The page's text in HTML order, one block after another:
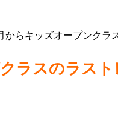
からキッズオープンクラ
ラスのラス